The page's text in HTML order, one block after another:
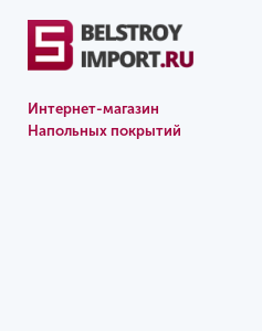
Интернет-магазин
Напольных покрытий